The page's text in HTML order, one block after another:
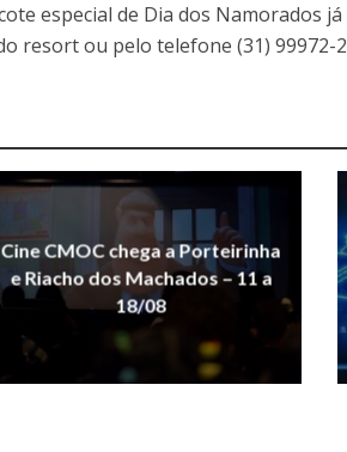
especial de Dia dos Namorados
resort ou pelo telefone (31) 99972-
Cine CMOC chega a Porteirinha
e Riacho dos Machados – 11 a
18/08